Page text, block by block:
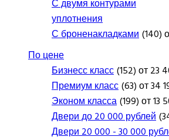
С двумя контурами
уплотнения
С броненакладками(140)
По цене
Бизнесс класс(152) от 23
Премиум класс(63) от 34
Эконом класса(199) от 13
Двери до 20 000 рублей
Двери 20 000 - 30 000